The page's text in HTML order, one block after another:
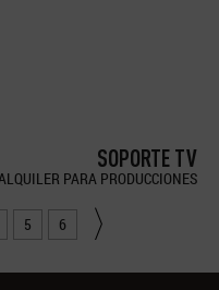
SOPORTE TV
PARA PRODUCCIONES
5 6